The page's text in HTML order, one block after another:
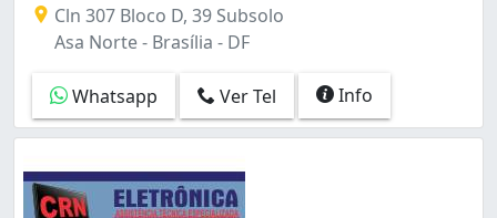
Cln 307 Bloco D, 39 Subsolo
Asa Norte - Brasília - DF
Whatsapp Ver Tel Info